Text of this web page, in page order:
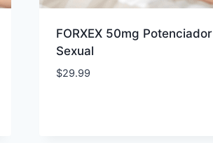
FORXEX 50mg Potenciador
Sexual
$29.99